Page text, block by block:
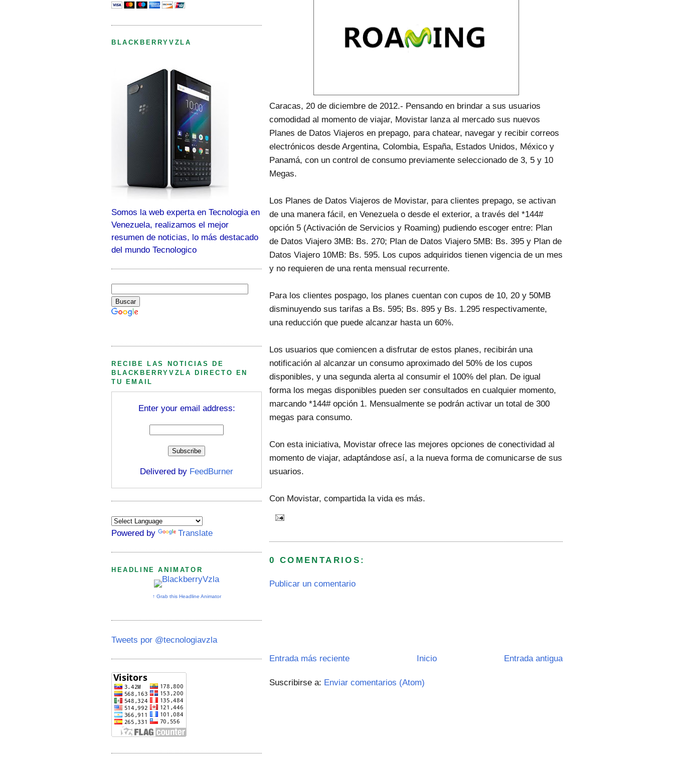
Caracas, 20 de diciembre de 2012.- Pensando en brindar a sus usuarios
comodidad al momento de viajar, Movistar lanza al mercado sus nuevos
Planes de Datos Viajeros en prepago, para chatear, navegar y recibir correos
electrónicos desde Argentina, Colombia, España, Estados Unidos, México y
Panamá, con un control de consumo previamente seleccionado de 3, 5 y 10
Megas.
Los Planes de Datos Viajeros de Movistar, para clientes prepago, se activan
de una manera fácil, en Venezuela o desde el exterior, a través del *144#
opción 5 (Activación de Servicios y Roaming) pudiendo escoger entre: Plan
de Datos Viajero 3MB: Bs. 270; Plan de Datos Viajero 5MB: Bs. 395 y Plan de
Datos Viajero 10MB: Bs. 595. Los cupos adquiridos tienen vigencia de un mes
y no requieren de una renta mensual recurrente.
Para los clientes pospago, los planes cuentan con cupos de 10, 20 y 50MB
disminuyendo sus tarifas a Bs. 595; Bs. 895 y Bs. 1.295 respectivamente,
una reducción que puede alcanzar hasta un 60%.
Los usuarios que comiencen a disfrutar de estos planes, recibirán una
notificación al alcanzar un consumo aproximado del 50% de los cupos
disponibles, y una segunda alerta al consumir el 100% del plan. De igual
forma los megas disponibles pueden ser consultados en cualquier momento,
marcando *144# opción 1. Mensualmente se podrán activar un total de 300
megas para consumo.
Con esta iniciativa, Movistar ofrece las mejores opciones de conectividad al
momento de viajar, adaptándose así, a la nueva forma de comunicarse de sus
usuarios.
Con Movistar, compartida la vida es más.
0 COMENTARIOS:
Publicar un comentario
Entrada más reciente Entrada antigua
Inicio
Suscribirse a: Enviar comentarios (Atom)
BLACKBERRYVZLA
Somos la web experta en Tecnologia en
Venezuela, realizamos el mejor
resumen de noticias, lo más destacado
del mundo Tecnologico
RECIBE LAS NOTICIAS DE
BLACKBERRYVZLA DIRECTO EN
TU EMAIL
Enter your email address:
Delivered by FeedBurner
Powered by Translate
HEADLINE ANIMATOR
↑ Grab this Headline Animator
Tweets por @tecnologiavzla